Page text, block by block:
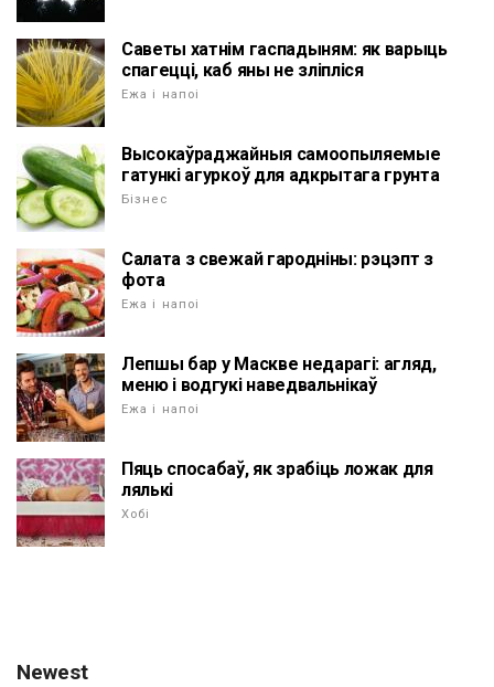
Саветы хатнім гаспадыням: як варыць
спагецці, каб яны не зліпліся
Ежа і напоі
Высокаўраджайныя самоопыляемые
гатункі агуркоў для адкрытага грунта
Бізнес
Салата з свежай гародніны: рэцэпт з
фота
Ежа і напоі
Лепшы бар у Маскве недарагі: агляд,
меню і водгукі наведвальнікаў
Ежа і напоі
Пяць спосабаў, як зрабіць ложак для
лялькі
Хобі
Newest